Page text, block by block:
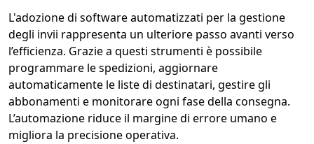
L'adozione di software automatizzati per la gestione
degli invii rappresenta un ulteriore passo avanti verso
l’efficienza. Grazie a questi strumenti è possibile
programmare le spedizioni, aggiornare
automaticamente le liste di destinatari, gestire gli
abbonamenti e monitorare ogni fase della consegna.
L’automazione riduce il margine di errore umano e
migliora la precisione operativa.